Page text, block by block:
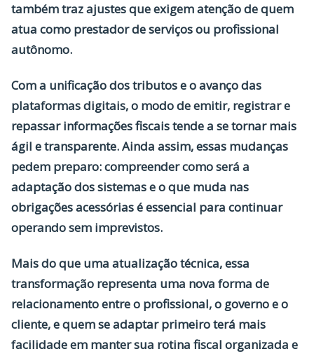
também traz ajustes que exigem atenção de quem
atua como prestador de serviços ou profissional
autônomo.
Com a unificação dos tributos e o avanço das
plataformas digitais, o modo de emitir, registrar e
repassar informações fiscais tende a se tornar mais
ágil e transparente. Ainda assim, essas mudanças
pedem preparo: compreender como será a
adaptação dos sistemas e o que muda nas
obrigações acessórias é essencial para continuar
operando sem imprevistos.
Mais do que uma atualização técnica, essa
transformação representa uma nova forma de
relacionamento entre o profissional, o governo e o
cliente, e quem se adaptar primeiro terá mais
facilidade em manter sua rotina fiscal organizada e